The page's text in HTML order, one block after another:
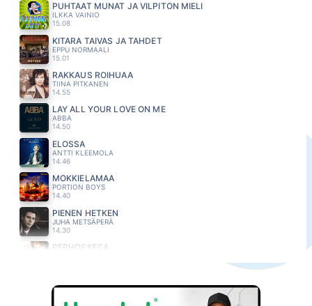
PUHTAAT MUNAT JA VILPITÖN MIELI
ILKKA VAINIO
15.08
KITARA TAIVAS JA TAHDET
EPPU NORMAALI
15.01
RAKKAUS ROIHUAA
TIINA PITKANEN
14.55
LAY ALL YOUR LOVE ON ME
ABBA
14.50
ELOSSA
ANTTI KLEEMOLA
14.46
MÖKKIELÄMÄÄ
PORTION BOYS
14.40
PIENEN HETKEN
JUHA METSÄPERÄ
14.30
PERHOSKESA
OLLI HALONEN